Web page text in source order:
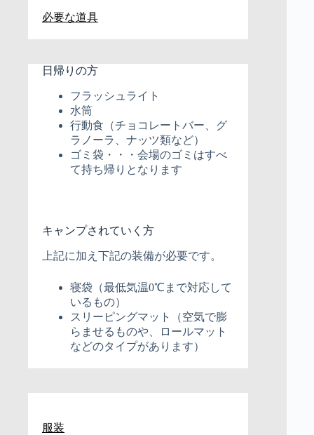
必要な道具
日帰りの方
フラッシュライト
水筒
行動食（チョコレートバー、グ
ラノーラ、ナッツ類など）
ゴミ袋・・・会場のゴミはすべ
て持ち帰りとなります
キャンプされていく方
上記に加え下記の装備が必要です。
寝袋（最低気温0℃まで対応して
いるもの）
スリーピングマット（空気で膨
らませるものや、ロールマット
などのタイプがあります）
服装